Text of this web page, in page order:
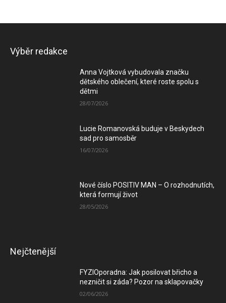
Výběr redakce
Anna Vojtková vybudovala značku
dětského oblečení, které roste spolu s
dětmi
28/07/2026
Lucie Romanovská buduje v Beskydech
sad pro samosběr
16/07/2026
Nové číslo POSITIV MAN – O rozhodnutích,
která formují život
28/05/2026
Nejčtenější
FYZIOporadna: Jak posilovat břicho a
nezničit si záda? Pozor na sklapovačky
02/06/2026